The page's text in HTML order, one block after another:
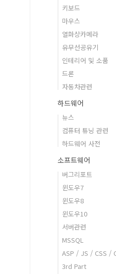
키보드
마우스
열화상카메라
유무선공유기
인테리어 및 소품
드론
자동차관련
하드웨어
뉴스
컴퓨터 튜닝 관련
하드웨어 사전
소프트웨어
버그리포트
윈도우7
윈도우8
윈도우10
서버관련
MSSQL
ASP / JS / CSS /
3rd Part